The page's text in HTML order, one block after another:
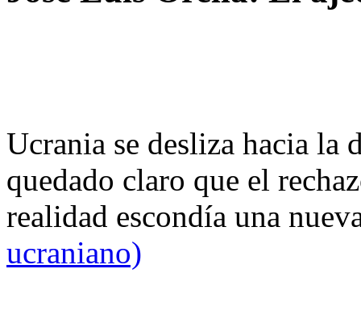
Ucrania se desliza hacia
quedado claro que el
realidad escondía una
ucraniano)